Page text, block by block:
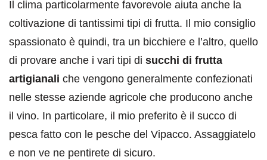
Il clima particolarmente favorevole aiuta anche la
coltivazione di tantissimi tipi di frutta. Il mio consiglio
spassionato è quindi, tra un bicchiere e l’altro, quello
di provare anche i vari tipi di succhi di frutta
artigianali che vengono generalmente confezionati
nelle stesse aziende agricole che producono anche
il vino. In particolare, il mio preferito è il succo di
pesca fatto con le pesche del Vipacco. Assaggiatelo
e non ve ne pentirete di sicuro.